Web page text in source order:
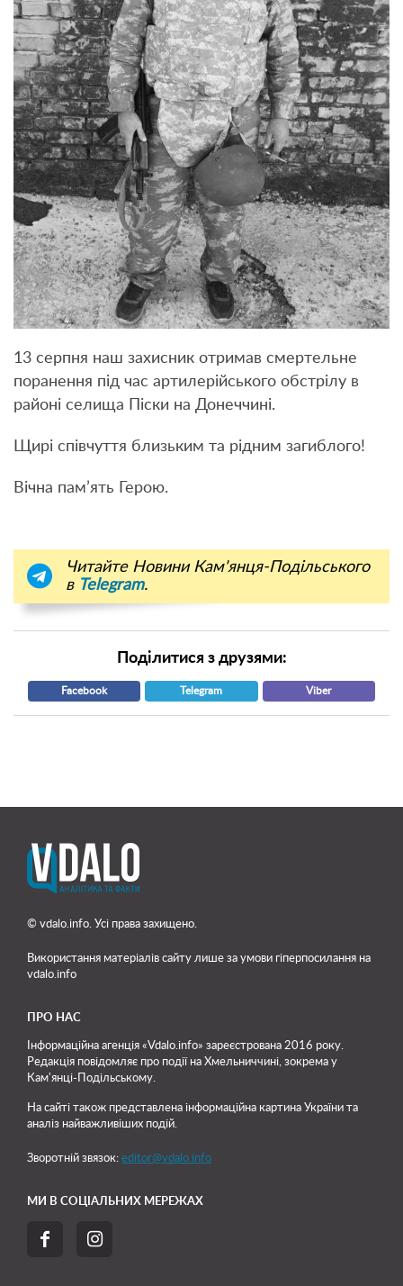
13 серпня наш захисник отримав смертельне
поранення під час артилерійського обстрілу в
районі селища Піски на Донеччині.
Щирі співчуття близьким та рідним загиблого!
Вічна пам’ять Герою.
Читайте Новини Кам'янця-Подільського
в Telegram.
Поділитися з друзями:
Facebook Telegram Viber
© vdalo.info. Усі права захищено.
Використання матеріалів сайту лише за умови гіперпосилання на
vdalo.info
ПРО НАС
Інформаційна агенція «Vdalo.info» зареєстрована 2016 року.
Редакція повідомляє про події на Хмельниччині, зокрема у
Кам'янці-Подільському.
На сайті також представлена інформаційна картина України та
аналіз найважливіших подій.
Зворотній звязок: editor@vdalo.info
МИ В СОЦІАЛЬНИХ МЕРЕЖАХ
 